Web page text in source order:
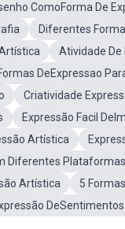
ComoForma De
Diferentes
Atividade De
DeExpressao
Criatividade
Expressão Facil
Artística
Diferentes
Artística
5